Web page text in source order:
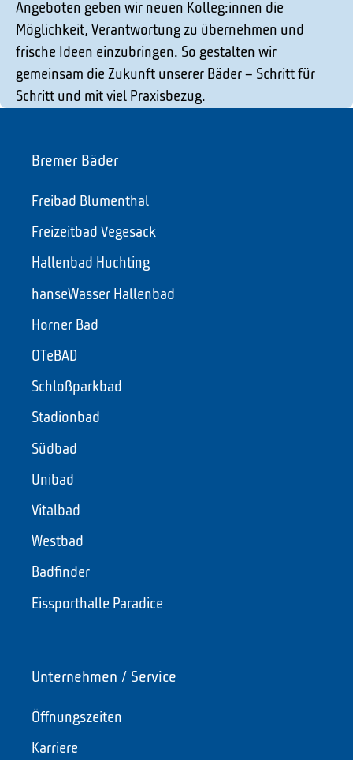
Angeboten geben wir neuen Kolleg:innen die
Möglichkeit, Verantwortung zu übernehmen und
frische Ideen einzubringen. So gestalten wir
gemeinsam die Zukunft unserer Bäder – Schritt für
Schritt und mit viel Praxisbezug.
Bremer Bäder
Freibad Blumenthal
Freizeitbad Vegesack
Hallenbad Huchting
hanseWasser Hallenbad
Horner Bad
OTeBAD
Schloßparkbad
Stadionbad
Südbad
Unibad
Vitalbad
Westbad
Badfinder
Eissporthalle Paradice
Unternehmen / Service
Öffnungszeiten
Karriere